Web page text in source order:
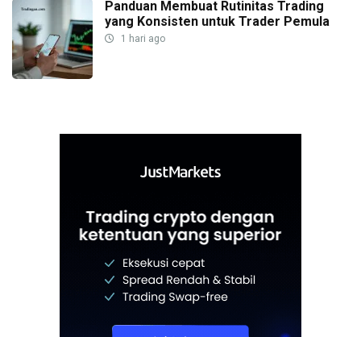
Panduan Membuat Rutinitas Trading
yang Konsisten untuk Trader Pemula
1 hari ago